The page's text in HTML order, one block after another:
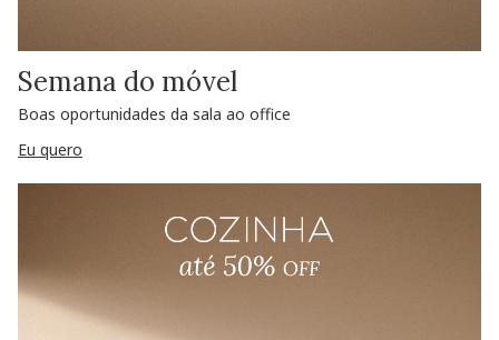
Semana do móvel
Boas oportunidades da sala ao office
Eu quero